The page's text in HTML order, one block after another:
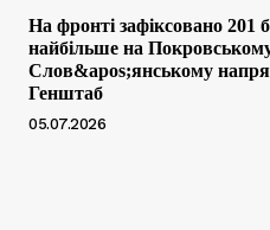
На фронті зафіксовано 201
найбільше на
Слов&apos;янському
Генштаб
05.07.2026